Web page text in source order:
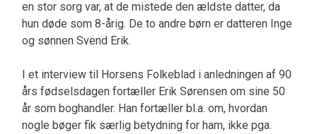
en stor sorg var, at de mistede den ældste datter, da
hun døde som 8-årig. De to andre børn er datteren Inge
og sønnen Svend Erik.
I et interview til Horsens Folkeblad i anledningen af 90
års fødselsdagen fortæller Erik Sørensen om sine 50
år som boghandler. Han fortæller bl.a. om, hvordan
nogle bøger fik særlig betydning for ham, ikke pga.